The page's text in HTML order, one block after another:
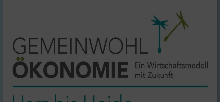
und
Förderkonzepte
rund
um
Braunschweig
|